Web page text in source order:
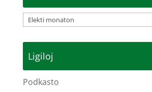
Arkivoj
Ligiloj
Podkasto